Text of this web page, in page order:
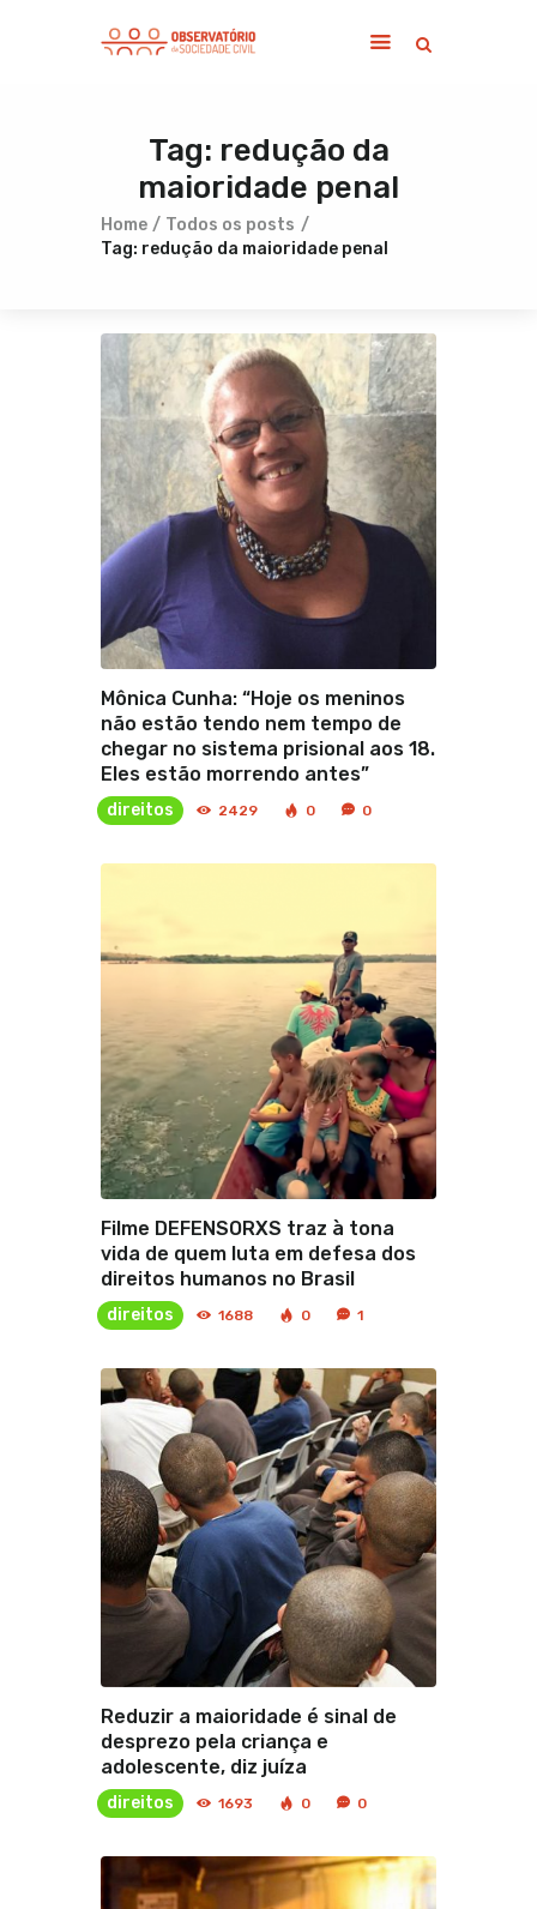
Tag: redução da
maioridade penal
Home
Todos os posts
Tag: redução da maioridade penal
Home
Sobre
Notícias
Publicações
Mônica Cunha: “Hoje os meninos
não estão tendo nem tempo de
chegar no sistema prisional aos 18.
Eles estão morrendo antes”
direitos 2429 0 0
Filme DEFENSORXS traz à tona
vida de quem luta em defesa dos
direitos humanos no Brasil
direitos 1688 0 1
Reduzir a maioridade é sinal de
desprezo pela criança e
adolescente, diz juíza
direitos 1693 0 0